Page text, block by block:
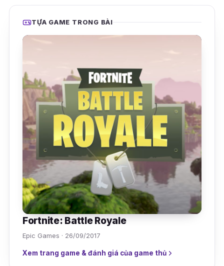
TỰA GAME TRONG BÀI
Fortnite: Battle Royale
Epic Games · 26/09/2017
Xem trang game & đánh giá của game thủ